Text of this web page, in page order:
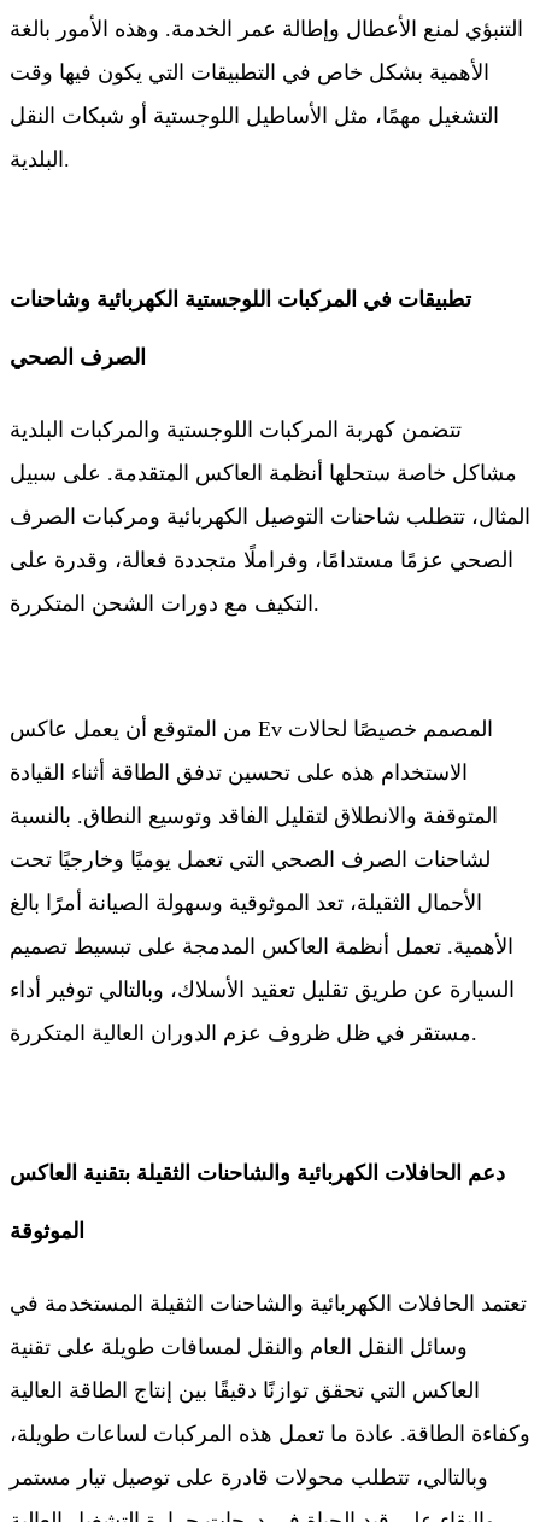
التنبؤي لمنع الأعطال وإطالة عمر الخدمة. وهذه الأمور بالغة
الأهمية بشكل خاص في التطبيقات التي يكون فيها وقت
التشغيل مهمًا، مثل الأساطيل اللوجستية أو شبكات النقل
البلدية.
تطبيقات في المركبات اللوجستية الكهربائية وشاحنات
الصرف الصحي
تتضمن كهربة المركبات اللوجستية والمركبات البلدية
مشاكل خاصة ستحلها أنظمة العاكس المتقدمة. على سبيل
المثال، تتطلب شاحنات التوصيل الكهربائية ومركبات الصرف
الصحي عزمًا مستدامًا، وفراملًا متجددة فعالة، وقدرة على
التكيف مع دورات الشحن المتكررة.
من المتوقع أن يعمل عاكس Ev المصمم خصيصًا لحالات
الاستخدام هذه على تحسين تدفق الطاقة أثناء القيادة
المتوقفة والانطلاق لتقليل الفاقد وتوسيع النطاق. بالنسبة
لشاحنات الصرف الصحي التي تعمل يوميًا وخارجيًا تحت
الأحمال الثقيلة، تعد الموثوقية وسهولة الصيانة أمرًا بالغ
الأهمية. تعمل أنظمة العاكس المدمجة على تبسيط تصميم
السيارة عن طريق تقليل تعقيد الأسلاك، وبالتالي توفير أداء
مستقر في ظل ظروف عزم الدوران العالية المتكررة.
دعم الحافلات الكهربائية والشاحنات الثقيلة بتقنية العاكس
الموثوقة
تعتمد الحافلات الكهربائية والشاحنات الثقيلة المستخدمة في
وسائل النقل العام والنقل لمسافات طويلة على تقنية
العاكس التي تحقق توازنًا دقيقًا بين إنتاج الطاقة العالية
وكفاءة الطاقة. عادة ما تعمل هذه المركبات لساعات طويلة،
وبالتالي، تتطلب محولات قادرة على توصيل تيار مستمر